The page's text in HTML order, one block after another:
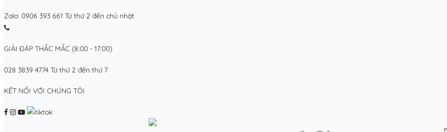
Zalo: 0906 393 661 Từ thứ 2 đến chủ nhật
GIẢI ĐÁP THẮC MẮC (8:00 - 17:00)
028 3839 4774 Từ thứ 2 đến thứ 7
KẾT NỐI VỚI CHÚNG TÔI